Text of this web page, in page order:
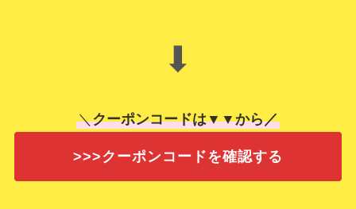
⬇
＼クーポンコードは▼▼から／
>>>クーポンコードを確認する